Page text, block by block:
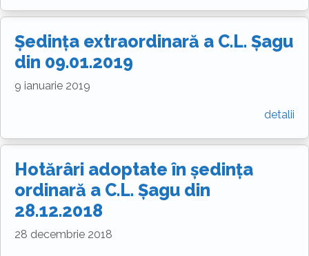
Ședința extraordinară a C.L. Șagu
din 09.01.2019
9 ianuarie 2019
detalii
Hotărâri adoptate în ședința
ordinară a C.L. Șagu din
28.12.2018
28 decembrie 2018